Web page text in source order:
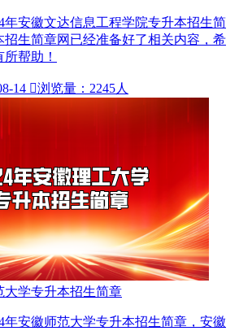
年安徽文达信息工程学院专升本招生简
招生简章网已经准备好了相关内容，希
帮助！
14 浏览量：2245人
大学专升本招生简章
年安徽师范大学专升本招生简章，安徽